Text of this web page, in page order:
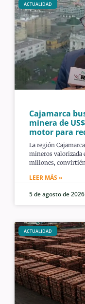
ACTUALIDAD
Cajamarca
minera de
motor para
La región
mineros valorizada
millones,
LEER MÁS »
5 de agosto de 2026
ACTUALIDAD